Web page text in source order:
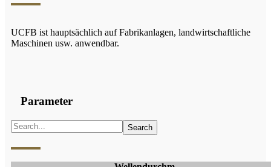
UCFB ist hauptsächlich auf Fabrikanlagen, landwirtschaftliche
Maschinen usw. anwendbar.
Parameter